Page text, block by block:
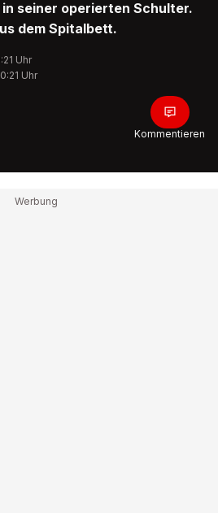
seiner operierten Schulter.
dem Spitalbett.
Uhr
Uhr
Kommentieren